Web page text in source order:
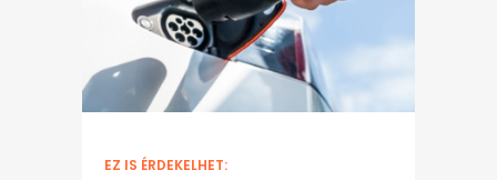
EZ IS ÉRDEKELHET: